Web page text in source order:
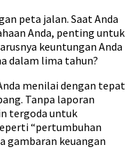
peta jalan. Saat Anda
Anda, penting untuk
keuntungan Anda
dalam lima tahun?
menilai dengan tepat
Tanpa laporan
tergoda untuk
“pertumbuhan
gambaran keuangan